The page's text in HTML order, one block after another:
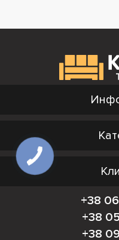
+38
+38
+38